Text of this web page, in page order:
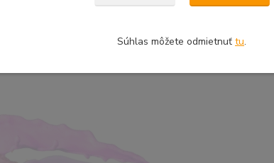
Súhlas môžete odmietnuť tu.